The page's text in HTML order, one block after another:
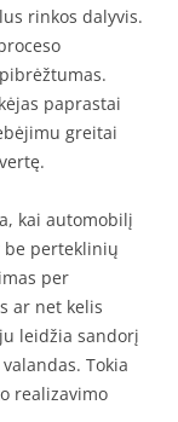
rinkos dalyvis.
paprastai
greitai
kai automobilį
perteklinių
per
ar net kelis
leidžia sandorį
Tokia
realizavimo